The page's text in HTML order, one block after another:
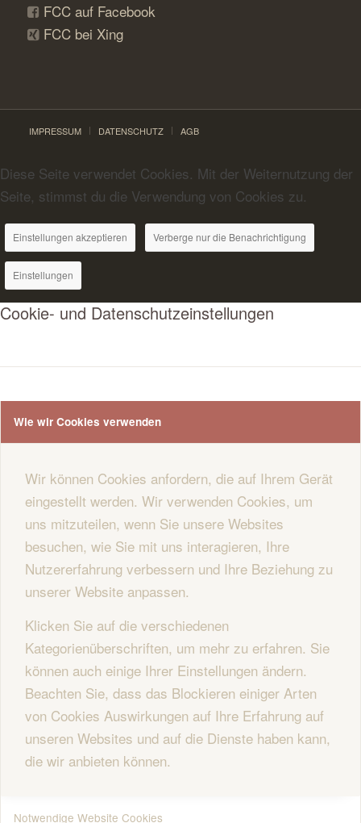
FCC auf Facebook
FCC bei Xing
IMPRESSUM DATENSCHUTZ AGB
Diese Seite verwendet Cookies. Mit der Weiternutzung der
Seite, stimmst du die Verwendung von Cookies zu.
Einstellungen akzeptieren Verberge nur die Benachrichtigung
Einstellungen
Cookie- und Datenschutzeinstellungen
Wie wir Cookies verwenden
Wir können Cookies anfordern, die auf Ihrem Gerät
eingestellt werden. Wir verwenden Cookies, um
uns mitzuteilen, wenn Sie unsere Websites
besuchen, wie Sie mit uns interagieren, Ihre
Nutzererfahrung verbessern und Ihre Beziehung zu
unserer Website anpassen.
Klicken Sie auf die verschiedenen
Kategorienüberschriften, um mehr zu erfahren. Sie
können auch einige Ihrer Einstellungen ändern.
Beachten Sie, dass das Blockieren einiger Arten
von Cookies Auswirkungen auf Ihre Erfahrung auf
unseren Websites und auf die Dienste haben kann,
die wir anbieten können.
Notwendige Website Cookies